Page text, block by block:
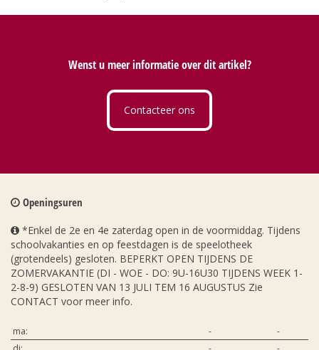
Wenst u meer informatie over dit artikel?
Contacteer ons
Openingsuren
*Enkel de 2e en 4e zaterdag open in de voormiddag. Tijdens
schoolvakanties en op feestdagen is de speelotheek
(grotendeels) gesloten. BEPERKT OPEN TIJDENS DE
ZOMERVAKANTIE (DI - WOE - DO: 9U-16U30 TIJDENS WEEK 1-
2-8-9) GESLOTEN VAN 13 JULI TEM 16 AUGUSTUS Zie
CONTACT voor meer info.
ma: -
-